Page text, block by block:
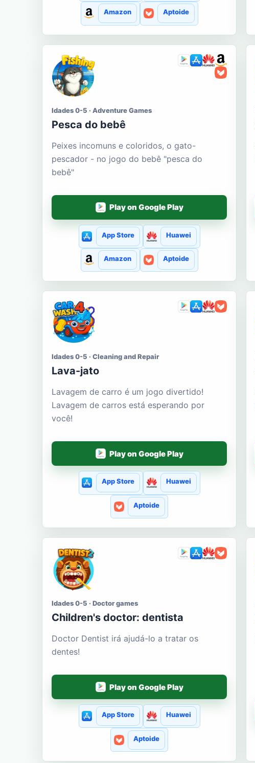
Amazon Aptoide
Idades 0-5 · Adventure Games
Pesca do bebê
Peixes incomuns e coloridos, o gato-
pescador - no jogo do bebê "pesca do
bebê"
Play on Google Play
App Store Huawei
Amazon Aptoide
Idades 0-5 · Cleaning and Repair
Lava-jato
Lavagem de carro é um jogo divertido!
Lavagem de carros está esperando por
você!
Play on Google Play
App Store Huawei
Aptoide
Idades 0-5 · Doctor games
Сhildren's doctor: dentista
Doctor Dentist irá ajudá-lo a tratar os
dentes!
Play on Google Play
App Store Huawei
Aptoide